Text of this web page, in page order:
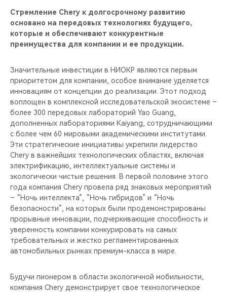
Стремление Chery к долгосрочному развитию
основано на передовых технологиях будущего,
которые и обеспечивают конкурентные
преимущества для компании и ее продукции.
Значительные инвестиции в НИОКР являются первым
приоритетом для компании, особое внимание уделяется
инновациям от концепции до реализации. Этот подход
воплощен в комплексной исследовательской экосистеме –
более 300 передовых лабораторий Yao Guang,
дополненных лабораториями Kaiyang, сотрудничающими
с более чем 60 мировыми академическими институтами.
Эти стратегические инициативы укрепили лидерство
Chery в важнейших технологических областях, включая
электрификацию, интеллектуальные системы и
экологически чистые решения. В первой половине этого
года компания Chery провела ряд знаковых мероприятий
– “Ночь интеллекта”, “Ночь гибридов” и “Ночь
безопасности”, на которых были продемонстрированы
прорывные инновации, подчеркивающие способность и
уверенность компании конкурировать на самых
требовательных и жестко регламентированных
автомобильных рынках премиум-класса в мире.
Будучи пионером в области экологичной мобильности,
компания Chery демонстрирует свое технологическое